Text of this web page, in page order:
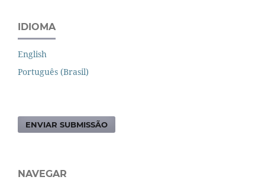
IDIOMA
English
Português (Brasil)
ENVIAR SUBMISSÃO
NAVEGAR